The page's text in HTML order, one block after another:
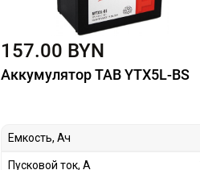
157.00 BYN
Аккумулятор TAB YTX5L-BS
Емкость, Ач
Пусковой ток, А